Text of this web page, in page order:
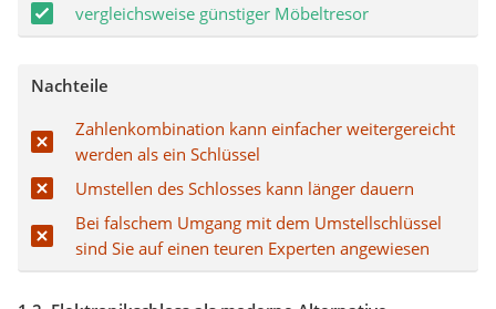
vergleichsweise günstiger Möbeltresor
Nachteile
Zahlenkombination kann einfacher weitergereicht
werden als ein Schlüssel
Umstellen des Schlosses kann länger dauern
Bei falschem Umgang mit dem Umstellschlüssel
sind Sie auf einen teuren Experten angewiesen